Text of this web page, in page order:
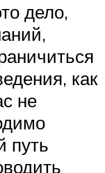
дело,
как
не
путь